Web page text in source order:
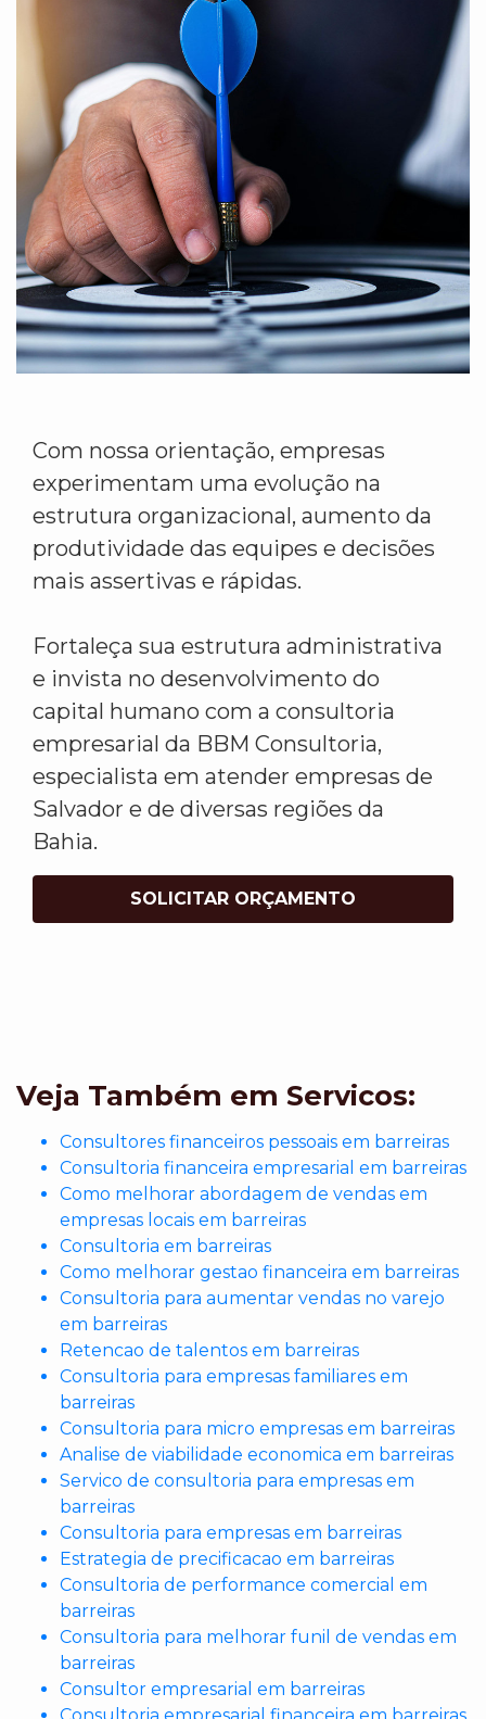
Com nossa orientação, empresas
experimentam uma evolução na
estrutura organizacional, aumento da
produtividade das equipes e decisões
mais assertivas e rápidas.
Fortaleça sua estrutura administrativa
e invista no desenvolvimento do
capital humano com a consultoria
empresarial da BBM Consultoria,
especialista em atender empresas de
Salvador e de diversas regiões da
Bahia.
SOLICITAR ORÇAMENTO
Veja Também em Servicos:
Consultores financeiros pessoais em barreiras
Consultoria financeira empresarial em barreiras
Como melhorar abordagem de vendas em
empresas locais em barreiras
Consultoria em barreiras
Como melhorar gestao financeira em barreiras
Consultoria para aumentar vendas no varejo
em barreiras
Retencao de talentos em barreiras
Consultoria para empresas familiares em
barreiras
Consultoria para micro empresas em barreiras
Analise de viabilidade economica em barreiras
Servico de consultoria para empresas em
barreiras
Consultoria para empresas em barreiras
Estrategia de precificacao em barreiras
Consultoria de performance comercial em
barreiras
Consultoria para melhorar funil de vendas em
barreiras
Consultor empresarial em barreiras